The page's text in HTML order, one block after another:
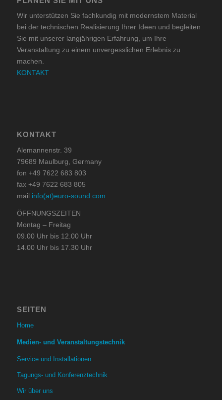
Wir unterstützen Sie fachkundig mit modernstem Material
bei der technischen Realisierung Ihrer Ideen und begleiten
Sie mit unserer langjährigen Erfahrung, um Ihre
Veranstaltung zu einem unvergesslichen Erlebnis zu
machen.
KONTAKT
KONTAKT
Alemannenstr. 39
79689 Maulburg, Germany
fon +49 7622 683 803
fax +49 7622 683 805
mail info(at)euro-sound.com
ÖFFNUNGSZEITEN
Montag – Freitag
09.00 Uhr bis 12.00 Uhr
14.00 Uhr bis 17.30 Uhr
SEITEN
Home
Medien- und Veranstaltungstechnik
Service und Installationen
Tagungs- und Konferenztechnik
Wir über uns